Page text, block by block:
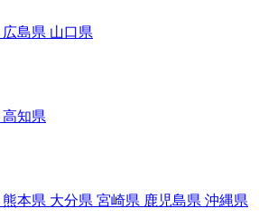
広島県 山口県
高知県
熊本県 大分県 宮崎県 鹿児島県 沖縄県